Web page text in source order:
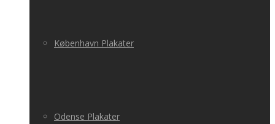
København Plakater
Odense Plakater